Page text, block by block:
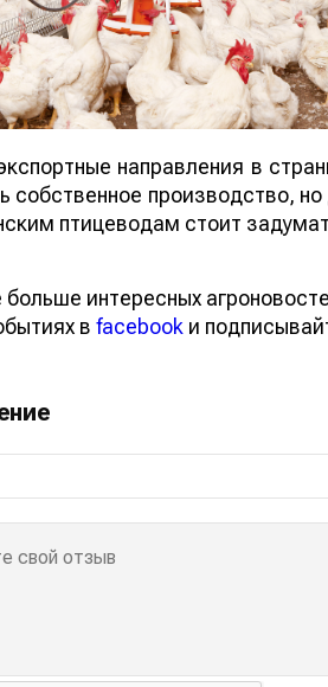
направления в
собственное производство,
птицеводам стоит
интересных
в facebook и